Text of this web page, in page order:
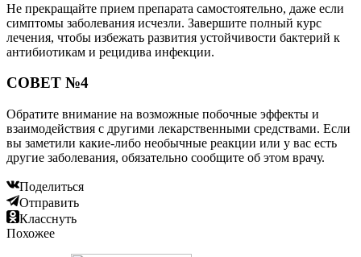
Не прекращайте прием препарата самостоятельно, даже если
симптомы заболевания исчезли. Завершите полный курс
лечения, чтобы избежать развития устойчивости бактерий к
антибиотикам и рецидива инфекции.
СОВЕТ №4
Обратите внимание на возможные побочные эффекты и
взаимодействия с другими лекарственными средствами. Если
вы заметили какие-либо необычные реакции или у вас есть
другие заболевания, обязательно сообщите об этом врачу.
Поделиться
Отправить
Класснуть
Похожее